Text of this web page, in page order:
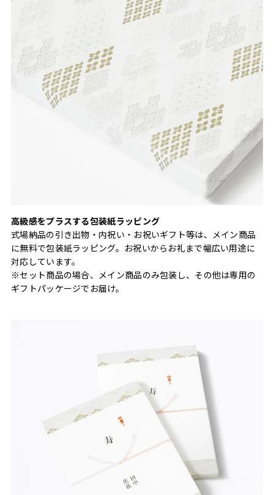
高級感をプラスする包装紙ラッピング
式場納品の引き出物・内祝い・お祝いギフト等は、メイン商品
に無料で包装紙ラッピング。お祝いからお礼まで幅広い用途に
対応しています。
※セット商品の場合、メイン商品のみ包装し、その他は専用の
ギフトパッケージでお届け。